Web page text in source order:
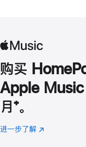
购买
Apple Music
月 脚
注
⁺。
进一步了解 Apple
(在